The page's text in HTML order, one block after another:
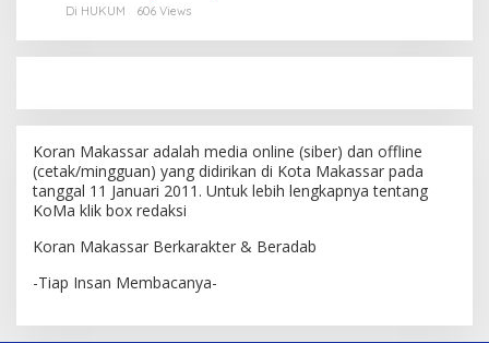
Di HUKUM 606 Views
Koran Makassar adalah media online (siber) dan offline
(cetak/mingguan) yang didirikan di Kota Makassar pada
tanggal 11 Januari 2011. Untuk lebih lengkapnya tentang
KoMa klik box redaksi
Koran Makassar Berkarakter & Beradab
-Tiap Insan Membacanya-